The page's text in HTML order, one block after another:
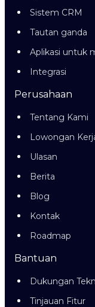
Sistem CRM
Tautan ganda
Aplikasi untuk
Integrasi
Perusahaan
Tentang Kami
Lowongan
Ulasan
Berita
Blog
Kontak
Roadmap
Bantuan
Dukungan
Tinjauan Fitur